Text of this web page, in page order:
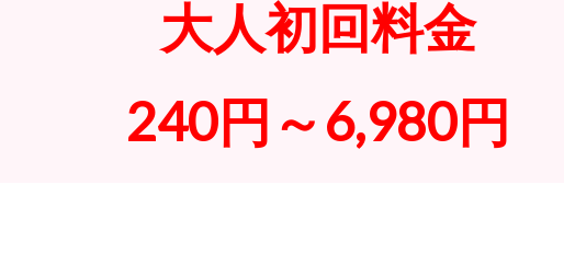
大人初回料金
240円～6,980円